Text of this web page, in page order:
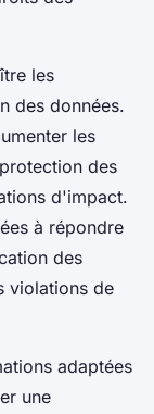
les
des données.
les
des
d'impact.
à répondre
des
violations de
adaptées
une